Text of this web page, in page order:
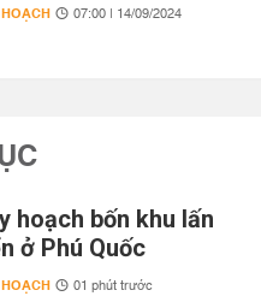
07:00 | 14/09/2024
hoạch bốn khu lấn
ở Phú Quốc
01 phút trước